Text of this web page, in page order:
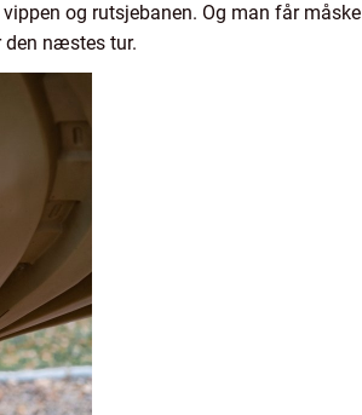
og rutsjebanen. Og man får måske
den næstes tur.